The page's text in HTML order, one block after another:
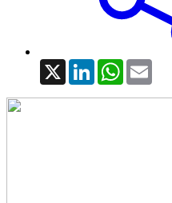
X LinkedInWhatsApp